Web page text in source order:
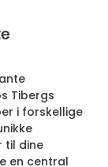
Tibergs
i forskellige
til dine
en central